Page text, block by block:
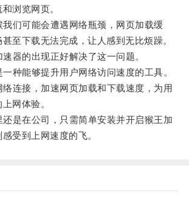
浏览网页。
可能会遭遇网络瓶颈，网页加载缓
至下载无法完成，让人感到无比烦躁。
的出现正好解决了这一问题。
能够提升用户网络访问速度的工具。
接，加速网页加载和下载速度，为用
网体验。
在公司，只需简单安装并开启猴王加
受到上网速度的飞。